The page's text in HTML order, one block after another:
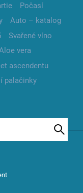
Počasí
Auto – katalog
Svařené víno
vera
ascendentu
palačinky